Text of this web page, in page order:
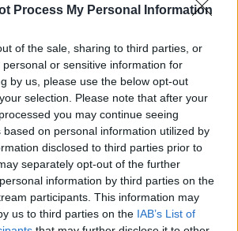
Process My Personal Information
of the sale, sharing to third parties, or
or sensitive information for
by us, please use the below opt-out
selection. Please note that after your
you may continue seeing
based on personal information utilized by
disclosed to third parties prior to
separately opt-out of the further
information by third parties on the
participants. This information may
us to third parties on the IAB’s List of
de última hora de jogadores
(Noruega), Alejandro Davidovich
e Matteo Arnaldi (Itália), a prova
competitivo de elevado nível,
Andrey Rublev, primeiro cabeça de
Luciano Darderi, pelo chileno
pelo belga Alexander Blockx.
mais aguardados da semana foi
do suíço Stan Wawrinka ao Estoril,
de despedida do antigo vencedor
“Bienal
de Artes e Ofícios”
artesanato,
inovação como
desenvolvimento
cultural” do município
atrás on 07/08/2026